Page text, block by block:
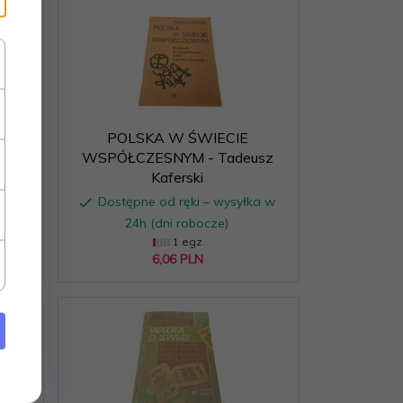
POLSKA W ŚWIECIE
WSPÓŁCZESNYM - Tadeusz
Kaferski
Dostępne od ręki – wysyłka w
24h (dni robocze)
1 egz.
6,06 PLN